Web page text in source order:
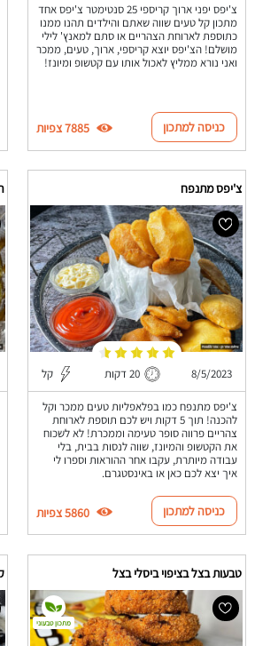
צ'יפס יפני ארוך קריספי 25 סנטימטר צ'יפס אחד
מתכון קל טעים שווה שאתם והילדים תהנו ממנו
כתוספת לארוחת הצהריים או סתם למאנץ' לילי
מושלם! הצ'יפס יוצא קריספי, ארוך, טעים, ממכר
ואני נורא ממליץ לאכול אותו עם קטשופ ומיונז!
כניסה למתכון 7885 צפיות
צ'יפס מתנפח
8/5/2023 20 דקות קל
צ'יפס מתנפח כמו בפלאפליות טעים ממכר וקל
להכנה! תוך 5 דקות ויש לכם תוספת לארוחת
צהריים פרווה סופר טעימה וממכרת! לא לשכוח
את הקטשופ והמיונז, שווה לנסות בבית, בלי
עבודה מיותרת, עקבו אחר ההוראות וספרו לי
איך יצא לכם כאן או באינסטגרם.
כניסה למתכון 5860 צפיות
טבעות בצל בציפוי ביסלי בצל
מתכון טבעוני